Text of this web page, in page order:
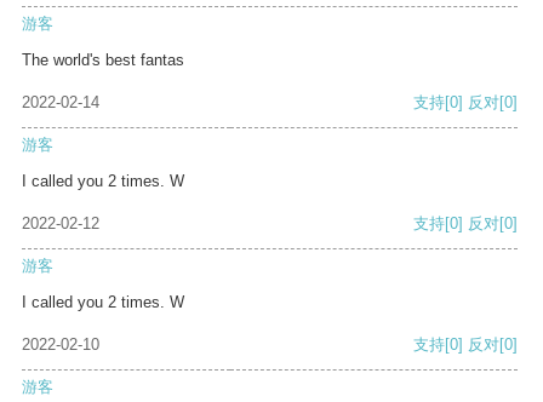
游客
The world's best fantas
2022-02-14 支持[0] 反对[0]
游客
I called you 2 times. W
2022-02-12 支持[0] 反对[0]
游客
I called you 2 times. W
2022-02-10 支持[0] 反对[0]
游客